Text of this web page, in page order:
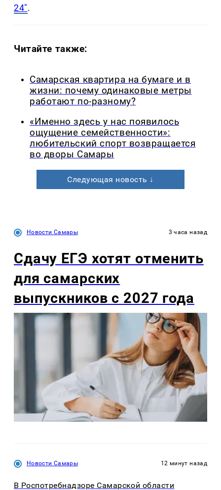
24".
Читайте также:
Самарская квартира на бумаге и в
жизни: почему одинаковые метры
работают по-разному?
«Именно здесь у нас появилось
ощущение семейственности»:
любительский спорт возвращается
во дворы Самары
Следующая новость ↓
Новости Самары 3 часа назад
Сдачу ЕГЭ хотят отменить
для самарских
выпускников с 2027 года
Новости Самары 12 минут назад
В Роспотребнадзоре Самарской области